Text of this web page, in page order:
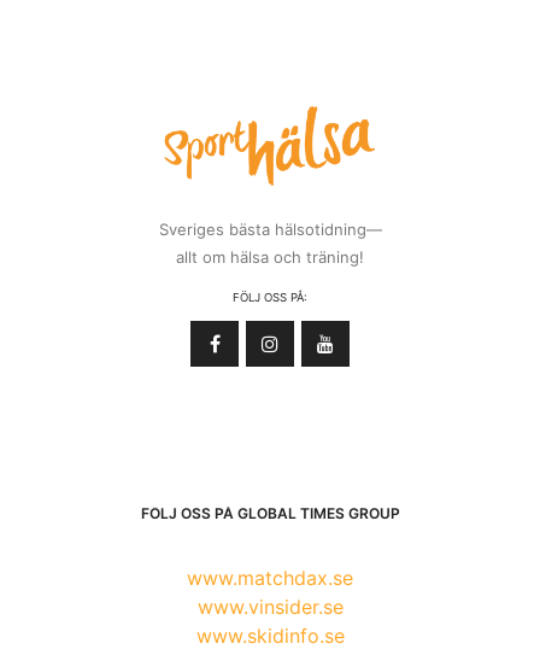
Sveriges bästa hälsotidning—
allt om hälsa och träning!
FÖLJ OSS PÅ:
FÖLJ OSS PÅ GLOBAL TIMES GROUP
www.matchdax.se
www.vinsider.se
www.skidinfo.se